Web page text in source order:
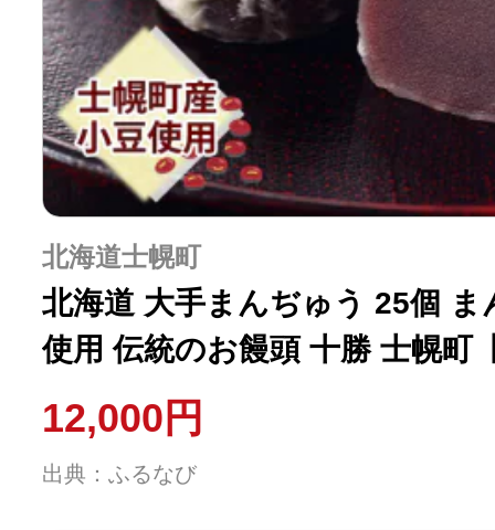
北海道士幌町
北海道 大手まんぢゅう 25個 ま
使用 伝統のお饅頭 十勝 士幌町
12,000円
出典：ふるなび